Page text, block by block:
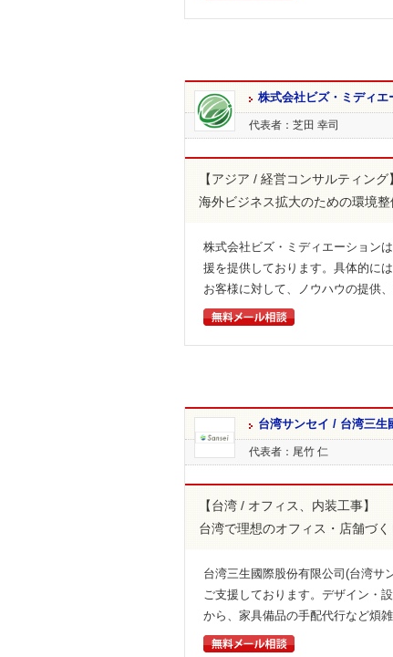
株式会社ビズ・ミディエ
代表者：芝田 幸司
【アジア / 経営コンサルティング】
海外ビジネス拡大のための環境
株式会社ビズ・ミディエーション
援を提供しております。具体的に
お客様に対して、ノウハウの提供
台湾サンセイ / 台湾三生
代表者：尾竹 仁
【台湾 / オフィス、内装工事】
台湾で理想のオフィス・店舗づ
台湾三生國際股份有限公司(台湾サ
ご支援しております。デザイン・
から、家具備品の手配代行など煩